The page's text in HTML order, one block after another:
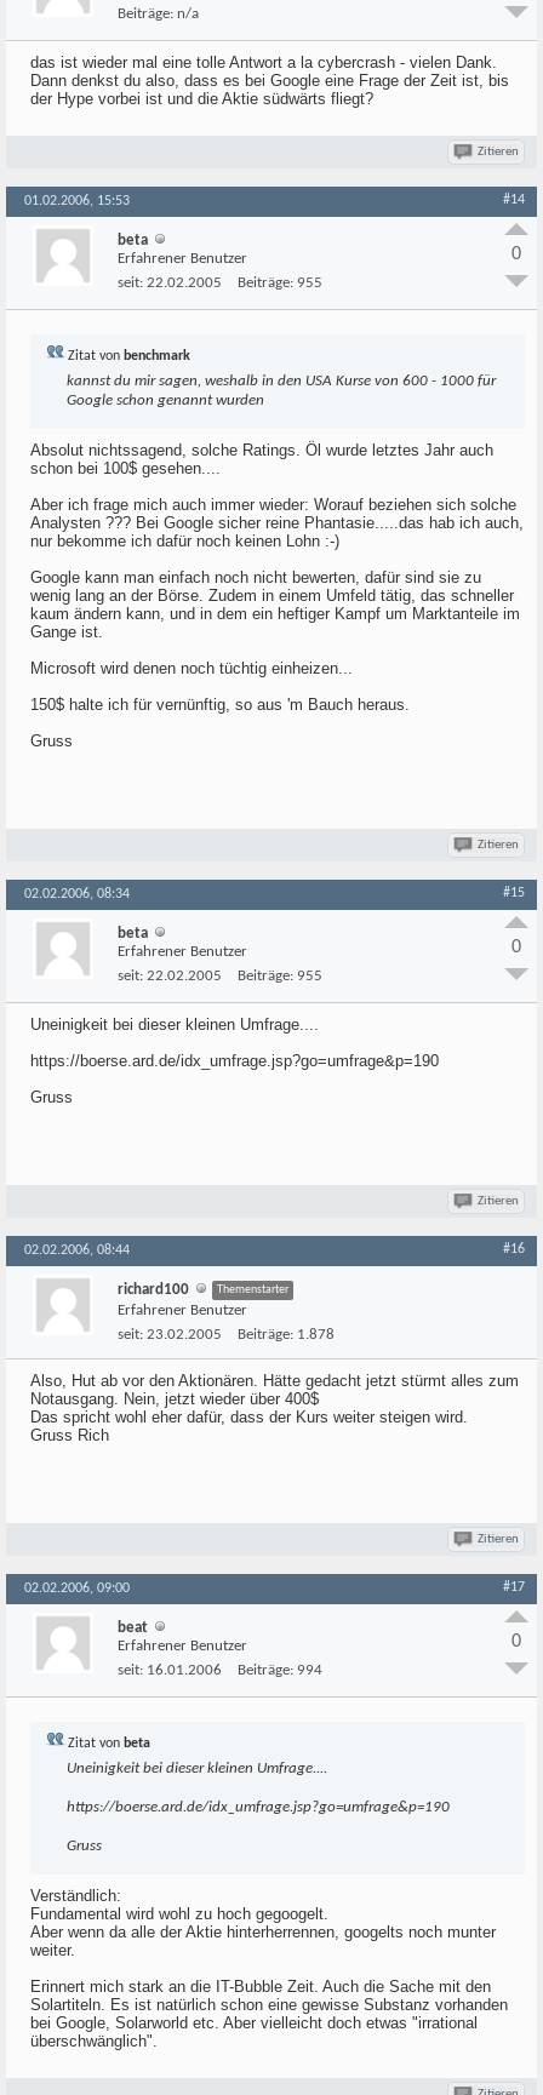
Beiträge: n/a
das ist wieder mal eine tolle Antwort a la cybercrash - vielen Dank.
Dann denkst du also, dass es bei Google eine Frage der Zeit ist, bis
der Hype vorbei ist und die Aktie südwärts fliegt?
Zitieren
01.02.2006, 15:53 #14
beta
Erfahrener Benutzer
seit: 22.02.2005 Beiträge: 955
0
Zitat von benchmark
kannst du mir sagen, weshalb in den USA Kurse von 600 - 1000 für
Google schon genannt wurden
Absolut nichtssagend, solche Ratings. Öl wurde letztes Jahr auch
schon bei 100$ gesehen....
Aber ich frage mich auch immer wieder: Worauf beziehen sich solche
Analysten ??? Bei Google sicher reine Phantasie.....das hab ich auch,
nur bekomme ich dafür noch keinen Lohn :-)
Google kann man einfach noch nicht bewerten, dafür sind sie zu
wenig lang an der Börse. Zudem in einem Umfeld tätig, das schneller
kaum ändern kann, und in dem ein heftiger Kampf um Marktanteile im
Gange ist.
Microsoft wird denen noch tüchtig einheizen...
150$ halte ich für vernünftig, so aus 'm Bauch heraus.
Gruss
Zitieren
02.02.2006, 08:34 #15
beta
Erfahrener Benutzer
seit: 22.02.2005 Beiträge: 955
0
Uneinigkeit bei dieser kleinen Umfrage....
https://boerse.ard.de/idx_umfrage.jsp?go=umfrage&p=190
Gruss
Zitieren
02.02.2006, 08:44 #16
richard100 Themenstarter
Erfahrener Benutzer
seit: 23.02.2005 Beiträge: 1.878
Also, Hut ab vor den Aktionären. Hätte gedacht jetzt stürmt alles zum
Notausgang. Nein, jetzt wieder über 400$
Das spricht wohl eher dafür, dass der Kurs weiter steigen wird.
Gruss Rich
Zitieren
02.02.2006, 09:00 #17
beat
Erfahrener Benutzer
seit: 16.01.2006 Beiträge: 994
0
Zitat von beta
Uneinigkeit bei dieser kleinen Umfrage....
https://boerse.ard.de/idx_umfrage.jsp?go=umfrage&p=190
Gruss
Verständlich:
Fundamental wird wohl zu hoch gegoogelt.
Aber wenn da alle der Aktie hinterherrennen, googelts noch munter
weiter.
Erinnert mich stark an die IT-Bubble Zeit. Auch die Sache mit den
Solartiteln. Es ist natürlich schon eine gewisse Substanz vorhanden
bei Google, Solarworld etc. Aber vielleicht doch etwas "irrational
überschwänglich".